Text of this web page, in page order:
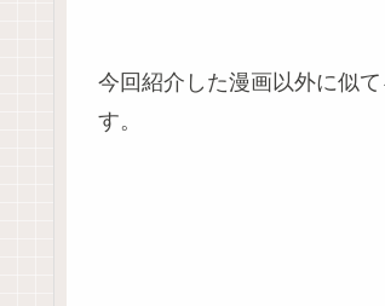
今回紹介した漫画以外に似
す。